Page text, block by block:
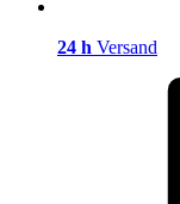
24 h Versand